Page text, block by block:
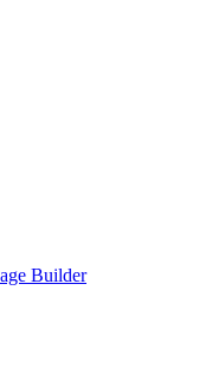
Builder